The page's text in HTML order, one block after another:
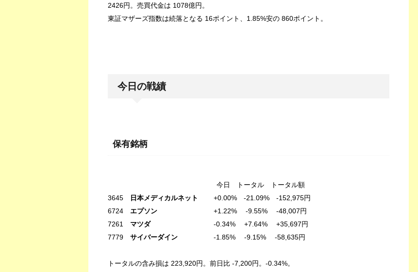
2426円。売買代金は 1078億円。
東証マザーズ指数は続落となる 16ポイント、1.85%安の 860ポイント。
今日の戦績
保有銘柄
今日 トータル トータル額
3645
日本メディカルネット
+0.00% -21.09% -152,975円
6724 エプソン +1.22% -9.55% -48,007円
7261 マツダ-0.34% +7.64% +35,697円
7779 サイバーダイン -1.85% -9.15% -58,635円
トータルの含み損は 223,920円。前日比 -7,200円。-0.34%。